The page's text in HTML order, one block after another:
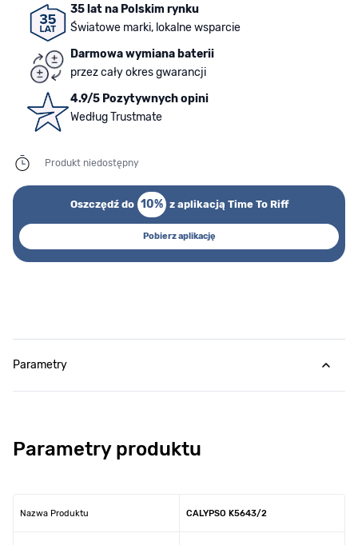
35 lat na Polskim rynku
Światowe marki, lokalne wsparcie
Darmowa wymiana baterii
przez cały okres gwarancji
4.9/5 Pozytywnych opini
Według Trustmate
Produkt niedostępny
Oszczędź do 10% z aplikacją Time To Riff
Pobierz aplikację
Parametry
Parametry produktu
Nazwa Produktu CALYPSO K5643/2